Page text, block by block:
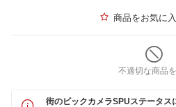
商品をお気に
不適切な商品
街のビックカメラSPUステータス